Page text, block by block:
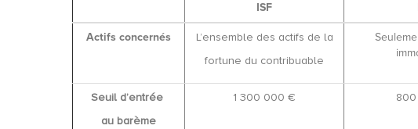
ISF
Actifs concernés
L’ensemble des actifs de la
fortune du contribuable
Seuil d’entrée
au barème
1 300 000 €